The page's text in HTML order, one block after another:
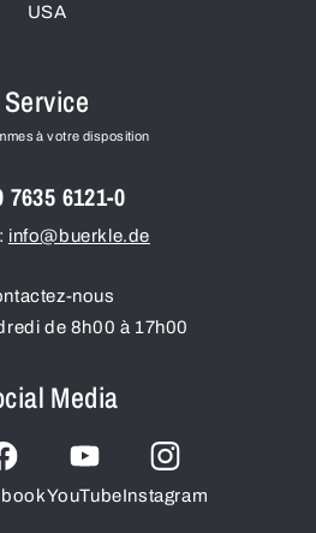
USA
Service
à votre disposition
7635 6121-0
info@buerkle.de
nous
de 8h00 à 17h00
Media
YouTubeInstagram